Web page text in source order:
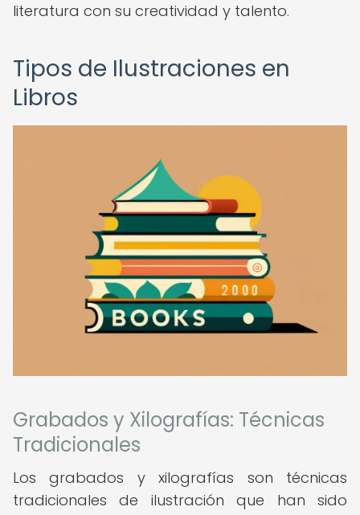
literatura con su creatividad y talento.
Tipos de Ilustraciones en
Libros
Grabados y Xilografías: Técnicas
Tradicionales
Los grabados y xilografías son técnicas
tradicionales de ilustración que han sido